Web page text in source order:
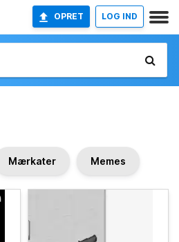
OPRET LOG IND
Mærkater Memes